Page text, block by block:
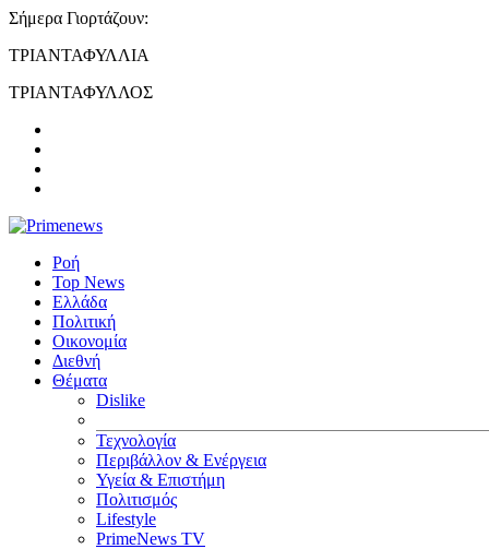
Σήμερα Γιορτάζουν:
ΤΡΙΑΝΤΑΦΥΛΛΙΑ
ΤΡΙΑΝΤΑΦΥΛΛΟΣ
Ροή
Top News
Ελλάδα
Πολιτική
Οικονομία
Διεθνή
Θέματα
Dislike
Τεχνολογία
Περιβάλλον & Ενέργεια
Υγεία & Επιστήμη
Πολιτισμός
Lifestyle
PrimeNews TV